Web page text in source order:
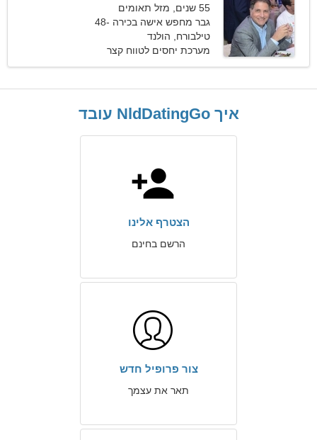
55 שנים, מזל תאומים
גבר מחפש אישה בכירה 48-
53
טילבורח, הולנד
מערכת יחסים לטווח קצר
איך NldDatingGo עובד
הצטרף אלינו
הרשם בחינם
צור פרופיל חדש
תאר את עצמך